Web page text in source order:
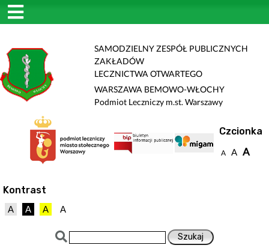
SAMODZIELNY ZESPÓŁ PUBLICZNYCH
ZAKŁADÓW
LECZNICTWA OTWARTEGO
WARSZAWA BEMOWO-WŁOCHY
Podmiot Leczniczy m.st. Warszawy
Czcionka
A A A
Kontrast
A A A A